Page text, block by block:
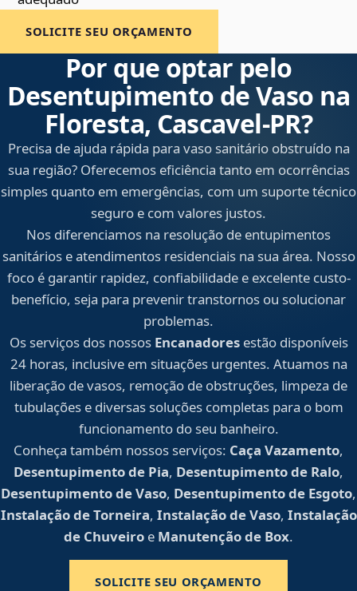
SOLICITE SEU ORÇAMENTO
Por que optar pelo
Desentupimento de Vaso na
Floresta, Cascavel‑PR?
Precisa de ajuda rápida para vaso sanitário obstruído na
sua região? Oferecemos eficiência tanto em ocorrências
simples quanto em emergências, com um suporte técnico
seguro e com valores justos.
Nos diferenciamos na resolução de entupimentos
sanitários e atendimentos residenciais na sua área. Nosso
foco é garantir rapidez, confiabilidade e excelente custo-
benefício, seja para prevenir transtornos ou solucionar
problemas.
Os serviços dos nossos Encanadoresestão disponíveis
24 horas, inclusive em situações urgentes. Atuamos na
liberação de vasos, remoção de obstruções, limpeza de
tubulações e diversas soluções completas para o bom
funcionamento do seu banheiro.
Conheça também nossos serviços: Caça Vazamento,
Desentupimento de Pia, Desentupimento de Ralo,
Desentupimento de Vaso, Desentupimento de Esgoto,
Instalação de Torneira, Instalação de Vaso, Instalação
de Chuveiro e Manutenção de Box.
SOLICITE SEU ORÇAMENTO